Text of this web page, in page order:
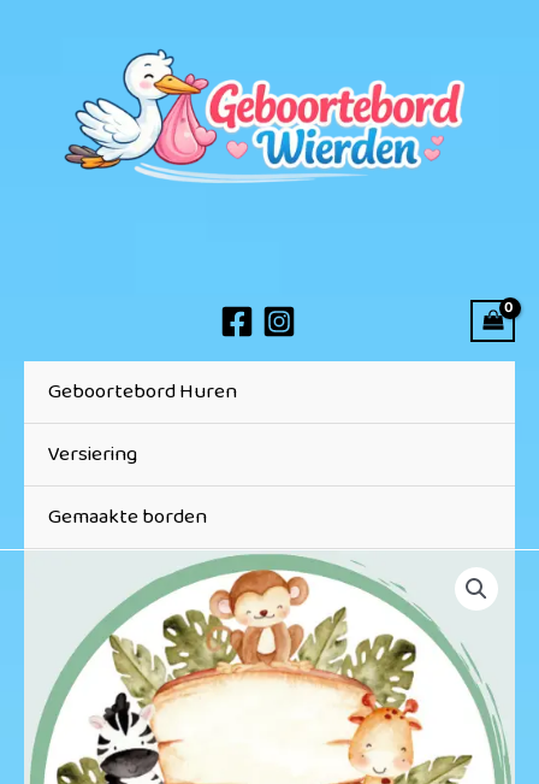
Geboortebord Huren
Versiering
Gemaakte borden